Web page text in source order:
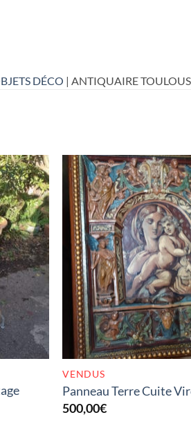
DÉCO | ANTIQUAIRE
RUPTURE DE
VENDUS
Panneau Terre Cuite
500,00€